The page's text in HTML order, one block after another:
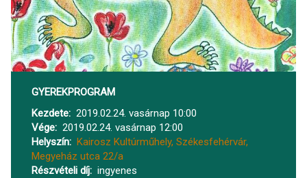
GYEREKPROGRAM
Kezdete
2019.02.24. vasárnap 10:00
Vége
2019.02.24. vasárnap 12:00
Helyszín
Kairosz Kultúrműhely, Székesfehérvár,
Megyeház utca 22/a
Részvételi díj
ingyenes